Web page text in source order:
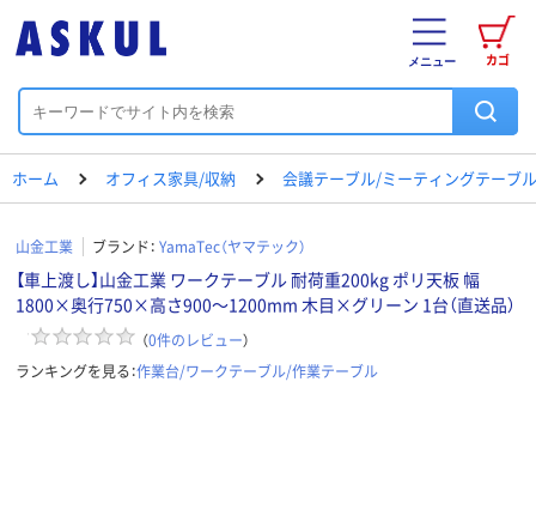
カゴ
メニュー
ホーム オフィス家具/収納 会議テーブル/ミーティングテーブル
山金工業 ブランド： YamaTec（ヤマテック）
【車上渡し】山金工業 ワークテーブル 耐荷重200kg ポリ天板 幅
1800×奥行750×高さ900～1200mm 木目×グリーン 1台（直送品）
（0件のレビュー）
ランキングを見る：作業台/ワークテーブル/作業テーブル